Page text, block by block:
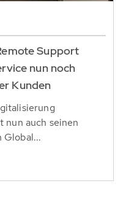
Support
nun noch
Kunden
nun auch seinen
Global...